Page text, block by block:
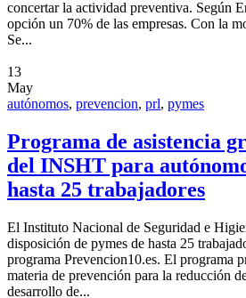
concertar la actividad preventiva. Según
opción un 70% de las empresas. Con la
Se...
13
May
autónomos, prevencion, prl, pymes
Programa de asistencia
del INSHT para
hasta 25 trabajadores
El Instituto Nacional de Seguridad e
disposición de pymes de hasta 25
programa Prevencion10.es. El programa
materia de prevención para la reducción
desarrollo de...